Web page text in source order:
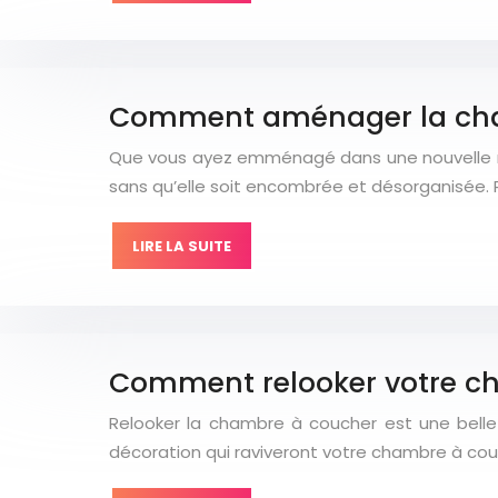
Comment aménager la
Que vous ayez emménagé dans une
sans qu’elle soit encombrée et
LIRE LA SUITE
Comment relooker votre
Relooker la chambre à coucher est une
décoration qui raviveront votre chambre à